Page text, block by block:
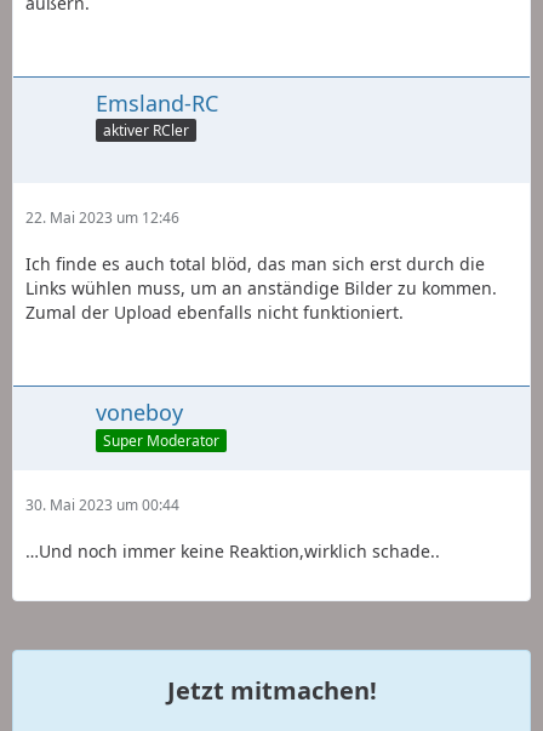
Emsland-RC
aktiver RCler
22. Mai 2023 um 12:46
Ich finde es auch total blöd, das man sich erst durch die
Links wühlen muss, um an anständige Bilder zu kommen.
Zumal der Upload ebenfalls nicht funktioniert.
voneboy
Super Moderator
30. Mai 2023 um 00:44
…Und noch immer keine Reaktion,wirklich schade..
Jetzt mitmachen!